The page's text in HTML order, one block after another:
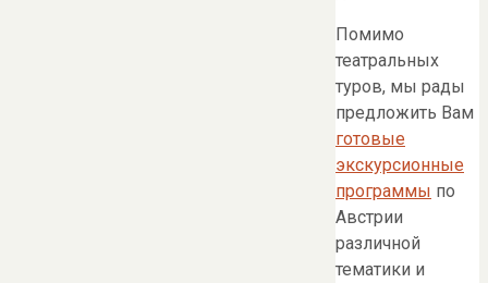
Помимо
театральных
туров, мы рады
предложить Вам
готовые
экскурсионные
программы по
Австрии
различной
тематики и